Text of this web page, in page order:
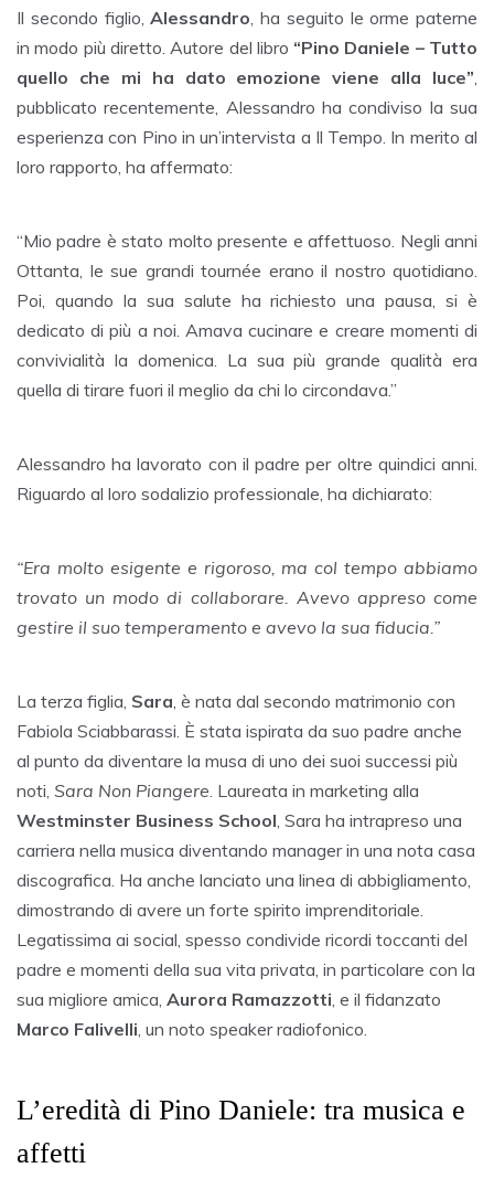
Il secondo figlio,Alessandro, ha seguito le orme paterne
in modo più diretto. Autore del libro “Pino Daniele – Tutto
quello che mi ha dato emozione viene alla luce”,
pubblicato recentemente, Alessandro ha condiviso la sua
esperienza con Pino in un’intervista a Il Tempo. In merito al
loro rapporto, ha affermato:
“Mio padre è stato molto presente e affettuoso. Negli anni
Ottanta, le sue grandi tournée erano il nostro quotidiano.
Poi, quando la sua salute ha richiesto una pausa, si è
dedicato di più a noi. Amava cucinare e creare momenti di
convivialità la domenica. La sua più grande qualità era
quella di tirare fuori il meglio da chi lo circondava.”
Alessandro ha lavorato con il padre per oltre quindici anni.
Riguardo al loro sodalizio professionale, ha dichiarato:
“Era molto esigente e rigoroso, ma col tempo abbiamo
trovato un modo di collaborare. Avevo appreso come
gestire il suo temperamento e avevo la sua fiducia.”
La terza figlia, Sara, è nata dal secondo matrimonio con
Fabiola Sciabbarassi. È stata ispirata da suo padre anche
al punto da diventare la musa di uno dei suoi successi più
noti, Sara Non Piangere. Laureata in marketing alla
Westminster Business School, Sara ha intrapreso una
carriera nella musica diventando manager in una nota casa
discografica. Ha anche lanciato una linea di abbigliamento,
dimostrando di avere un forte spirito imprenditoriale.
Legatissima ai social, spesso condivide ricordi toccanti del
padre e momenti della sua vita privata, in particolare con la
sua migliore amica, Aurora Ramazzotti, e il fidanzato
Marco Falivelli, un noto speaker radiofonico.
L’eredità di Pino Daniele: tra musica e
affetti